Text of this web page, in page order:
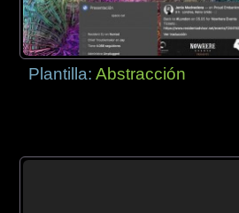
Plantilla:Abstracción